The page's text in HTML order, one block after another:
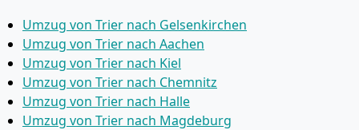
Umzug von Trier nach Gelsenkirchen
Umzug von Trier nach Aachen
Umzug von Trier nach Kiel
Umzug von Trier nach Chemnitz
Umzug von Trier nach Halle
Umzug von Trier nach Magdeburg